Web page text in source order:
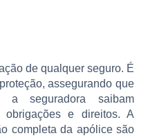
de qualquer seguro. É
assegurando que
a seguradora saibam
obrigações e direitos. A
completa da apólice são